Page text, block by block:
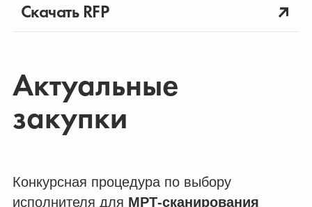
Скачать RFP
Актуальные
закупки
Конкурсная процедура по выбору
исполнителя для МРТ-сканирования